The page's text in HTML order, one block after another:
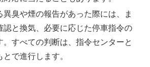
異臭や煙の報告があった際には、ま
認と換気、必要に応じた停車指令の
。すべての判断は、指令センターと
で進行します。